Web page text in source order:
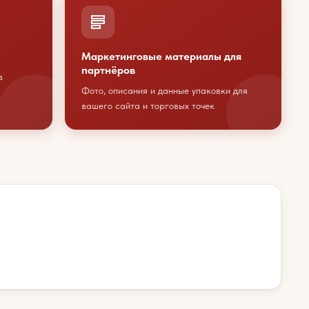
Маркетинговые материалы для
партнёров
Фото, описания и данные упаковки для
вашего сайта и торговых точек